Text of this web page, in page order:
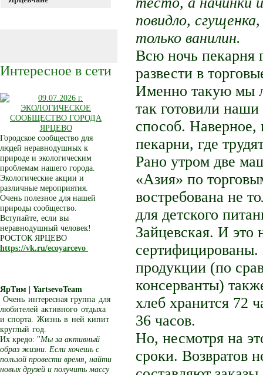
повидло,
только ванилин.
Всю ночь пекарня
развести в
Именно такую мы
так готовили
способ. Наверное,
пекарни, где
Рано утром две
«Азия» по
востребована не
для детского
Зайцевская. И это
сертифицированы.
продукции (по
консерванты)
хлеб хранится 72
36 часов.
Но, несмотря на
сроки. Возвратов
Интересное в сети
Городское сообщество для
людей неравнодушных к
природе и экологическим
проблемам нашего города.
Экологические акции и
различные мероприятия.
Очень полезное для нашей
природы сообщество.
Вступайте, если вы
неравнодушный человек!
РОСТОК ЯРЦЕВО
https://vk.ru/ecoyarcevo
ЯрТим | YartsevoTeam
Очень интересная группа для
любителей активного отдыха
и спорта. Жизнь в ней кипит
круглый год.
Их кредо: "Мы за активный
образ жизни. Если хочешь с
пользой провести время, найти
новых друзей и получить массу